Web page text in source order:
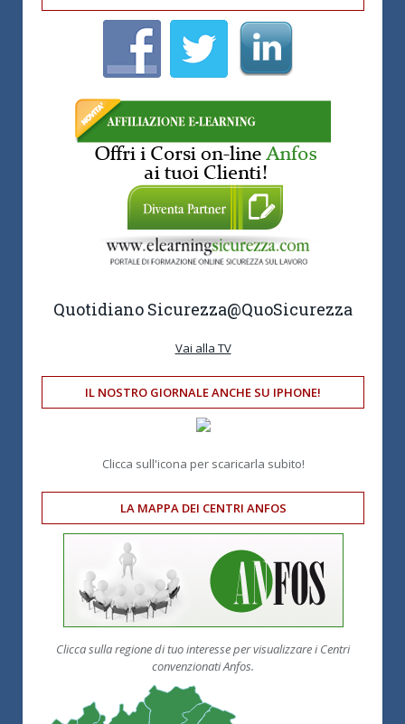
Quotidiano Sicurezza@QuoSicurezza
Vai alla TV
IL NOSTRO GIORNALE ANCHE SU IPHONE!
Clicca sull'icona per scaricarla subito!
LA MAPPA DEI CENTRI ANFOS
Clicca sulla regione di tuo interesse per visualizzare i Centri
convenzionati Anfos.